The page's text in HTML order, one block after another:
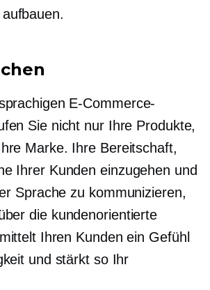
E-Commerce-
Sie nicht nur Ihre Produkte,
Marke. Ihre Bereitschaft,
Ihrer Kunden einzugehen und
Sprache zu kommunizieren,
die kundenorientierte
Ihren Kunden ein Gefühl
und stärkt so Ihr